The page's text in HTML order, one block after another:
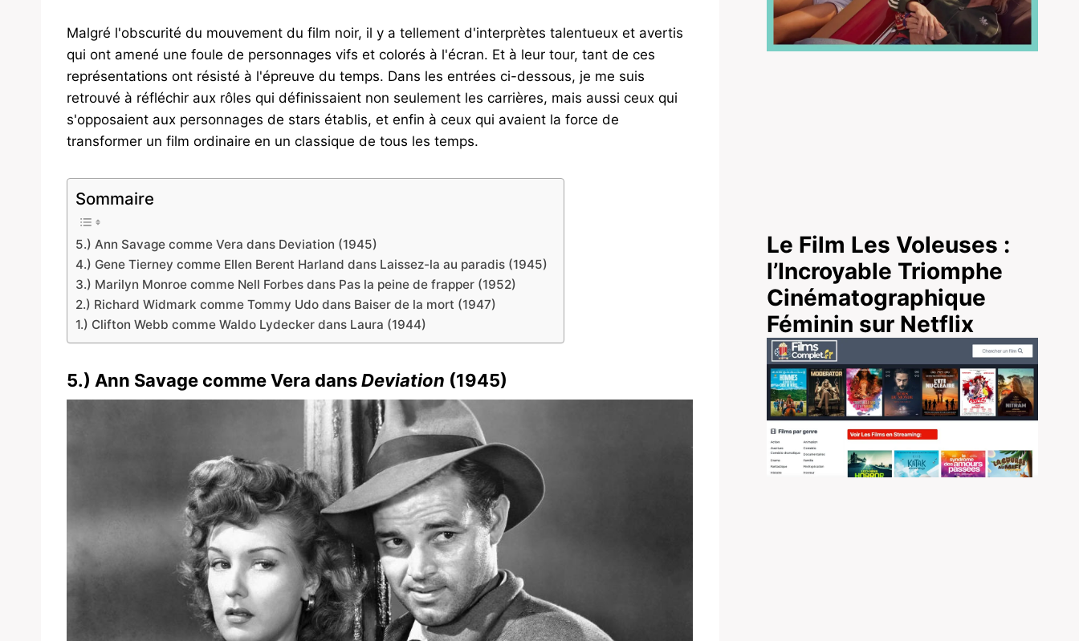
Malgré l'obscurité du mouvement du film noir, il y a tellement d'interprètes talentueux et avertis
qui ont amené une foule de personnages vifs et colorés à l'écran. Et à leur tour, tant de ces
représentations ont résisté à l'épreuve du temps. Dans les entrées ci-dessous, je me suis
retrouvé à réfléchir aux rôles qui définissaient non seulement les carrières, mais aussi ceux qui
s'opposaient aux personnages de stars établis, et enfin à ceux qui avaient la force de
transformer un film ordinaire en un classique de tous les temps.
Sommaire
5.) Ann Savage comme Vera dans Deviation (1945)
4.) Gene Tierney comme Ellen Berent Harland dans Laissez-la au paradis (1945)
3.) Marilyn Monroe comme Nell Forbes dans Pas la peine de frapper (1952)
2.) Richard Widmark comme Tommy Udo dans Baiser de la mort (1947)
1.) Clifton Webb comme Waldo Lydecker dans Laura (1944)
5.) Ann Savage comme Vera dansDeviation (1945)
Le Film Les Voleuses :
l’Incroyable Triomphe
Cinématographique
Féminin sur Netflix